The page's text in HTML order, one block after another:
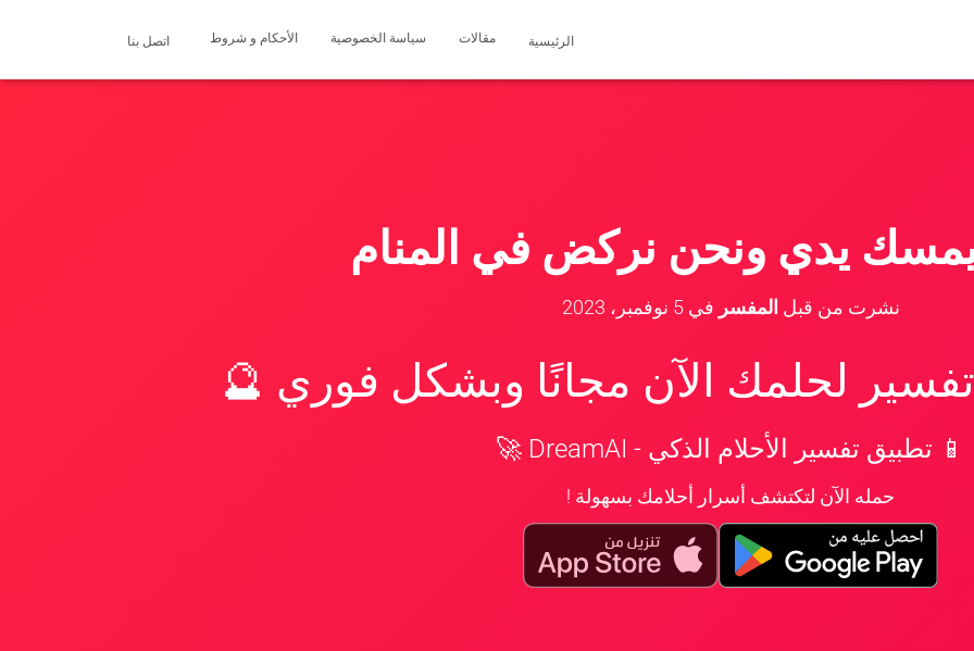
الرئيسية مقالات سياسة الخصوصية الأحكام و شروط اتصل بنا
يدي ونحن نركض في المنام
نشرت من قبل المفسر في5 نوفمبر، 2023
لحلمك الآن مجانًا وبشكل فوري 🔮
📱 تطبيق تفسير الأحلام الذكي - DreamAI 🚀
حمله الآن لتكتشف أسرار أحلامك بسهولة !